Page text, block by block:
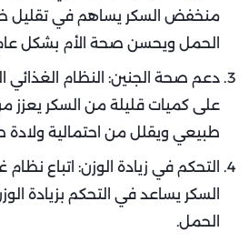
منخفض السكر يساهم في تقليل
الحمل ويحسن صحة الأم بشكل
دعم صحة الجنين: النظام
على كميات قليلة من السكر يعزز
طبيعي ويقلل من احتمالية ولادة
التحكم في زيادة الوزن: اتباع
السكر يساعد في التحكم بزيادة
الحمل.